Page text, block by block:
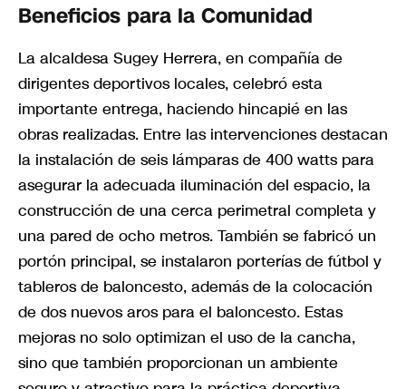
Beneficios para la Comunidad
La alcaldesa Sugey Herrera, en compañía de
dirigentes deportivos locales, celebró esta
importante entrega, haciendo hincapié en las
obras realizadas. Entre las intervenciones destacan
la instalación de seis lámparas de 400 watts para
asegurar la adecuada iluminación del espacio, la
construcción de una cerca perimetral completa y
una pared de ocho metros. También se fabricó un
portón principal, se instalaron porterías de fútbol y
tableros de baloncesto, además de la colocación
de dos nuevos aros para el baloncesto. Estas
mejoras no solo optimizan el uso de la cancha,
sino que también proporcionan un ambiente